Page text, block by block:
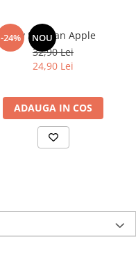
-24% NOU
My Shaldan Apple
32,90 Lei
24,90 Lei
ADAUGA IN COS